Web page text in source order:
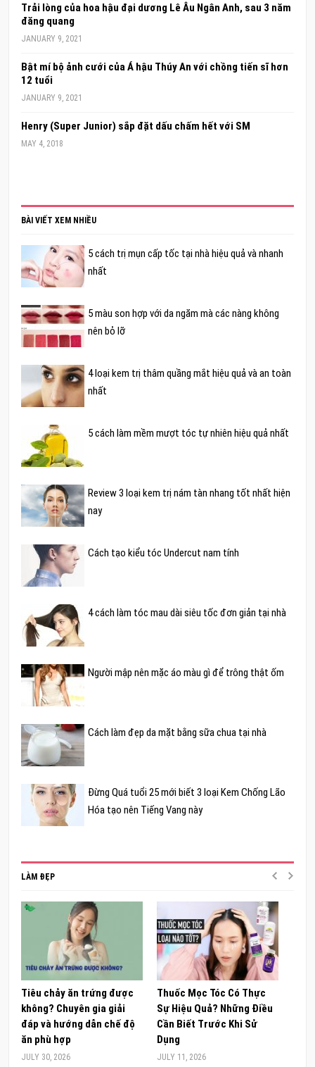
Trải lòng của hoa hậu đại dương Lê Âu Ngân Anh, sau 3 năm
đăng quang
JANUARY 9, 2021
Bật mí bộ ảnh cưới của Á hậu Thúy An với chồng tiến sĩ hơn
12 tuổi
JANUARY 9, 2021
Henry (Super Junior) sắp đặt dấu chấm hết với SM
MAY 4, 2018
BÀI VIẾT XEM NHIỀU
5 cách trị mụn cấp tốc tại nhà hiệu quả và nhanh
nhất
5 màu son hợp với da ngăm mà các nàng không
nên bỏ lỡ
4 loại kem trị thâm quầng mắt hiệu quả và an toàn
nhất
5 cách làm mềm mượt tóc tự nhiên hiệu quả nhất
Review 3 loại kem trị nám tàn nhang tốt nhất hiện
nay
Cách tạo kiểu tóc Undercut nam tính
4 cách làm tóc mau dài siêu tốc đơn giản tại nhà
Người mập nên mặc áo màu gì để trông thật ốm
Cách làm đẹp da mặt bằng sữa chua tại nhà
Đừng Quá tuổi 25 mới biết 3 loại Kem Chống Lão
Hóa tạo nên Tiếng Vang này
LÀM ĐẸP
Tiêu chảy ăn trứng được
không? Chuyên gia giải
đáp và hướng dẫn chế độ
ăn phù hợp
JULY 30, 2026
Thuốc Mọc Tóc Có Thực
Sự Hiệu Quả? Những Điều
Cần Biết Trước Khi Sử
Dụng
JULY 11, 2026